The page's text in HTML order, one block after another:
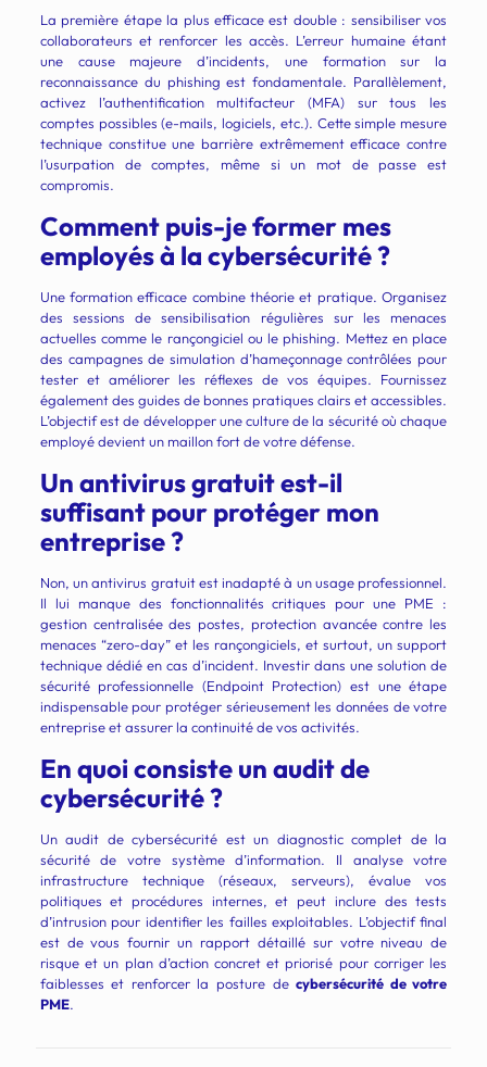
La première étape la plus efficace est double : sensibiliser vos
collaborateurs et renforcer les accès. L’erreur humaine étant
une cause majeure d’incidents, une formation sur la
reconnaissance du phishing est fondamentale. Parallèlement,
activez l’authentification multifacteur (MFA) sur tous les
comptes possibles (e-mails, logiciels, etc.). Cette simple mesure
technique constitue une barrière extrêmement efficace contre
l’usurpation de comptes, même si un mot de passe est
compromis.
Comment puis-je former mes
employés à la cybersécurité ?
Une formation efficace combine théorie et pratique. Organisez
des sessions de sensibilisation régulières sur les menaces
actuelles comme le rançongiciel ou le phishing. Mettez en place
des campagnes de simulation d’hameçonnage contrôlées pour
tester et améliorer les réflexes de vos équipes. Fournissez
également des guides de bonnes pratiques clairs et accessibles.
L’objectif est de développer une culture de la sécurité où chaque
employé devient un maillon fort de votre défense.
Un antivirus gratuit est-il
suffisant pour protéger mon
entreprise ?
Non, un antivirus gratuit est inadapté à un usage professionnel.
Il lui manque des fonctionnalités critiques pour une PME :
gestion centralisée des postes, protection avancée contre les
menaces “zero-day” et les rançongiciels, et surtout, un support
technique dédié en cas d’incident. Investir dans une solution de
sécurité professionnelle (Endpoint Protection) est une étape
indispensable pour protéger sérieusement les données de votre
entreprise et assurer la continuité de vos activités.
En quoi consiste un audit de
cybersécurité ?
Un audit de cybersécurité est un diagnostic complet de la
sécurité de votre système d’information. Il analyse votre
infrastructure technique (réseaux, serveurs), évalue vos
politiques et procédures internes, et peut inclure des tests
d’intrusion pour identifier les failles exploitables. L’objectif final
est de vous fournir un rapport détaillé sur votre niveau de
risque et un plan d’action concret et priorisé pour corriger les
faiblesses et renforcer la posture decybersécurité de votre
PME.